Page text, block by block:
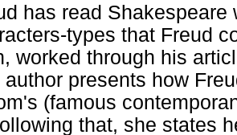
has read
types that Freud
worked through his
author presents how
(famous
that, she states